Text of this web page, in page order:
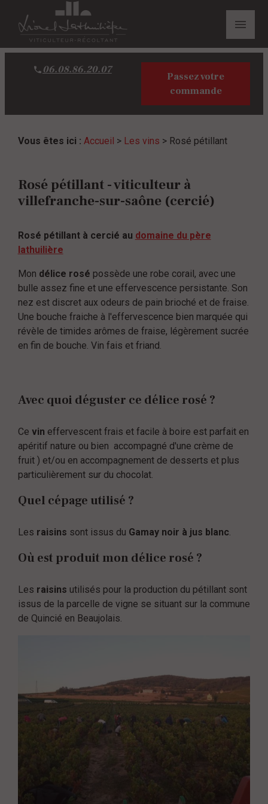
menu
06.08.86.20.07
Passez votre
commande
Vous êtes ici : Accueil > Les vins > Rosé pétillant
Rosé pétillant - viticulteur à
villefranche-sur-saône (cercié)
Rosé pétillant à cercié au domaine du père
lathuilière
Mon délice rosé possède une robe corail, avec une
bulle assez fine et une effervescence persistante. Son
nez est discret aux odeurs de pain brioché et de fraise.
Une bouche fraiche à l'effervescence bien marquée qui
révèle de timides arômes de fraise, légèrement sucrée
en fin de bouche. Vin fais et friand.
Avec quoi déguster ce délice rosé ?
Ce vin effervescent frais et facile à boire est parfait en
apéritif nature ou bien accompagné d'une crème de
fruit ) et/ou en accompagnement de desserts et plus
particulièrement sur du chocolat.
Quel cépage utilisé ?
Les raisins sont issus du Gamay noir à jus blanc.
Où est produit mon délice rosé ?
Les raisins utilisés pour la production du pétillant sont
issus de la parcelle de vigne se situant sur la commune
de Quincié en Beaujolais.